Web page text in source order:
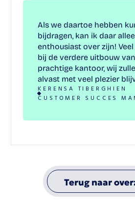
Als we daartoe hebben
bijdragen, kan ik daar
enthousiast over zijn!
bij de verdere uitbouw
prachtige kantoor, wij
alvast met veel plezier
KERENSA TIBERGHIEN
CUSTOMER SUCCES
Terug naar